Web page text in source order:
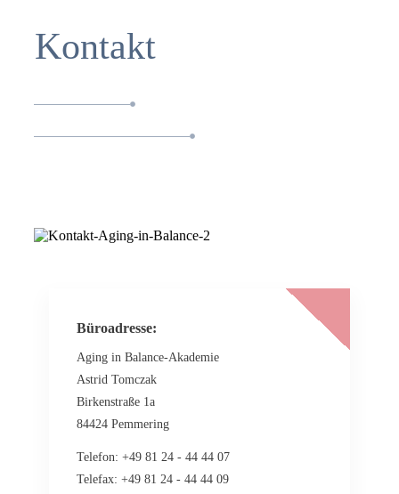
Kontakt
Büroadresse:
Aging in Balance-Akademie
Astrid Tomczak
Birkenstraße 1a
84424 Pemmering
Telefon: +49 81 24 - 44 44 07
Telefax: +49 81 24 - 44 44 09